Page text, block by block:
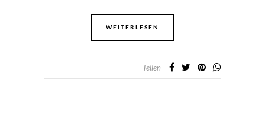
WEITERLESEN
Teilen